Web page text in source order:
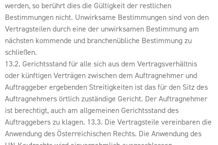
werden, so berührt dies die Gültigkeit der restlichen
Bestimmungen nicht. Unwirksame Bestimmungen sind von den
Vertragsteilen durch eine der unwirksamen Bestimmung am
nächsten kommende und branchenübliche Bestimmung zu
schließen.
13.2. Gerichtsstand für alle sich aus dem Vertragsverhältnis
oder künftigen Verträgen zwischen dem Auftragnehmer und
Auftraggeber ergebenden Streitigkeiten ist das für den Sitz des
Auftragnehmers örtlich zuständige Gericht. Der Auftragnehmer
ist berechtigt, auch am allgemeinen Gerichtsstand des
Auftraggebers zu klagen. 13.3. Die Vertragsteile vereinbaren die
Anwendung des Österreichischen Rechts. Die Anwendung des